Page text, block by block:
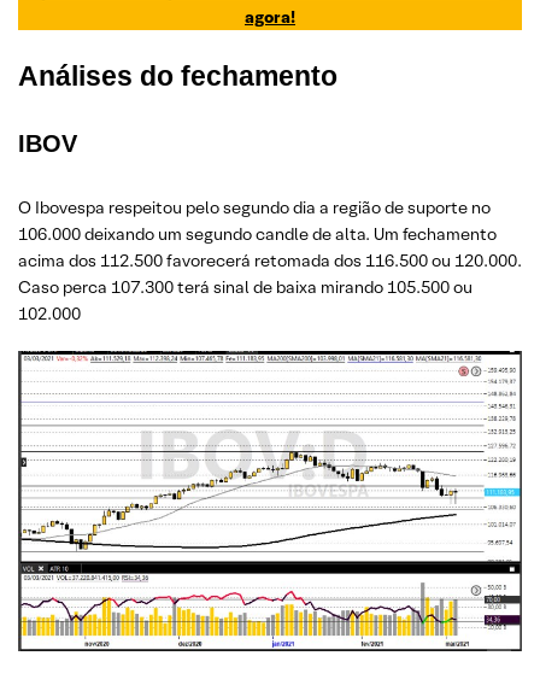
agora!
Análises do fechamento
IBOV
O Ibovespa respeitou pelo segundo dia a região de suporte no
106.000 deixando um segundo candle de alta. Um fechamento
acima dos 112.500 favorecerá retomada dos 116.500 ou 120.000.
Caso perca 107.300 terá sinal de baixa mirando 105.500 ou
102.000